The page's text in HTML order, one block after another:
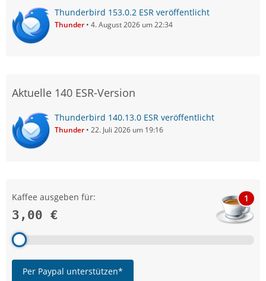
Thunderbird 153.0.2 ESR veröffentlicht
Thunder 4. August 2026 um 22:34
Aktuelle 140 ESR-Version
Thunderbird 140.13.0 ESR veröffentlicht
Thunder 22. Juli 2026 um 19:16
Kaffee ausgeben für:
3,00 €
1
Per Paypal unterstützen*